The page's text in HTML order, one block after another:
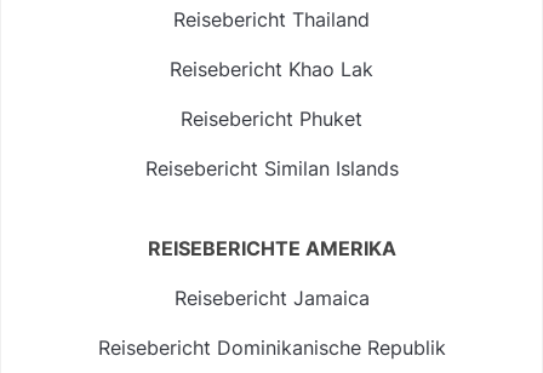
Reisebericht Thailand
Reisebericht Khao Lak
Reisebericht Phuket
Reisebericht Similan Islands
REISEBERICHTE AMERIKA
Reisebericht Jamaica
Reisebericht Dominikanische Republik